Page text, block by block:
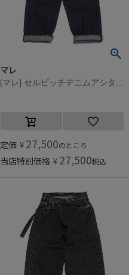
マレ
定価 ¥ 27,500のところ
当店特別価格 ¥ 27,500税込